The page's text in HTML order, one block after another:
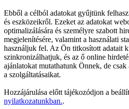
Ebből a célból adatokat gyűjtünk
és eszközeikről. Ezeket az adatokat
optimalizálására és személyre szabott
megjelenítésére, valamint a használati
használjuk fel. Az Ön titkosított adatait
szinkronizálhatjuk, és az ő online
ajánlatokat mutathatunk Önnek, de
a szolgáltatásaikat.
Hozzájárulása előtt tájékozódjon a
nyilatkozatunkban..